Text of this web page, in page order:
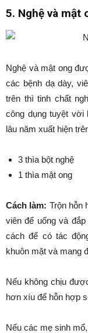
5. Nghệ và mật
Nghệ và mật ong
các bệnh dạ dày,
trên thì tinh chất
công dụng tuyệt vời
lâu năm xuất hiện
3 thìa bột nghệ
1 thìa mật ong
Cách làm: Trộn hỗn
viên để uống và
cách để có tác
khuôn mặt và mang
Nếu không chịu
hơn xíu để hỗn hợp
Nếu các mẹ sinh